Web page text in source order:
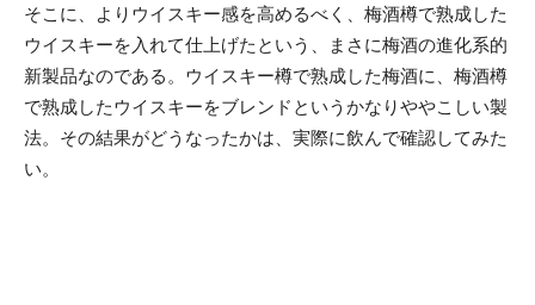
そこに、よりウイスキー感を高めるべく、梅酒樽で熟成した
ウイスキーを入れて仕上げたという、まさに梅酒の進化系的
新製品なのである。ウイスキー樽で熟成した梅酒に、梅酒樽
で熟成したウイスキーをブレンドというかなりややこしい製
法。その結果がどうなったかは、実際に飲んで確認してみた
い。